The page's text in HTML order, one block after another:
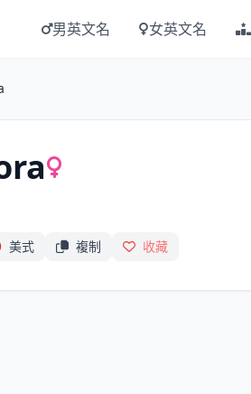
男英文名 女英文名
美式 複制 收藏